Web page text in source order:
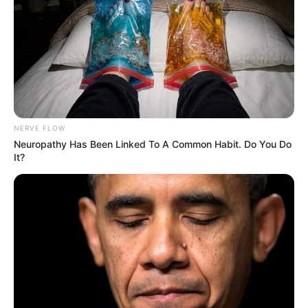
info@groza-news.info
NERVE FLOW
Neuropathy Has Been Linked To A Common Habit. Do You Do
It?